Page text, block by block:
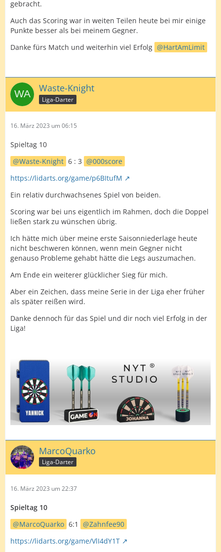
gebracht.
Auch das Scoring war in weiten Teilen heute bei mir einige
Punkte besser als bei meinem Gegner.
Danke fürs Match und weiterhin viel Erfolg
HartAmLimit
Waste-Knight
Liga-Darter
16. März 2023 um 06:15
Spieltag 10
Waste-Knight 6 : 3
000score
https://lidarts.org/game/p6BItufM
Ein relativ durchwachsenes Spiel von beiden.
Scoring war bei uns eigentlich im Rahmen, doch die Doppel
ließen stark zu wünschen übrig.
Ich hätte mich über meine erste Saisonniederlage heute
nicht beschweren können, wenn mein Gegner nicht
genauso Probleme gehabt hätte die Legs auszumachen.
Am Ende ein weiterer glücklicher Sieg für mich.
Aber ein Zeichen, dass meine Serie in der Liga eher früher
als später reißen wird.
Danke dennoch für das Spiel und dir noch viel Erfolg in der
Liga!
MarcoQuarko
Liga-Darter
16. März 2023 um 22:37
Spieltag 10
MarcoQuarko 6:1
Zahnfee90
https://lidarts.org/game/VlI4dY1T